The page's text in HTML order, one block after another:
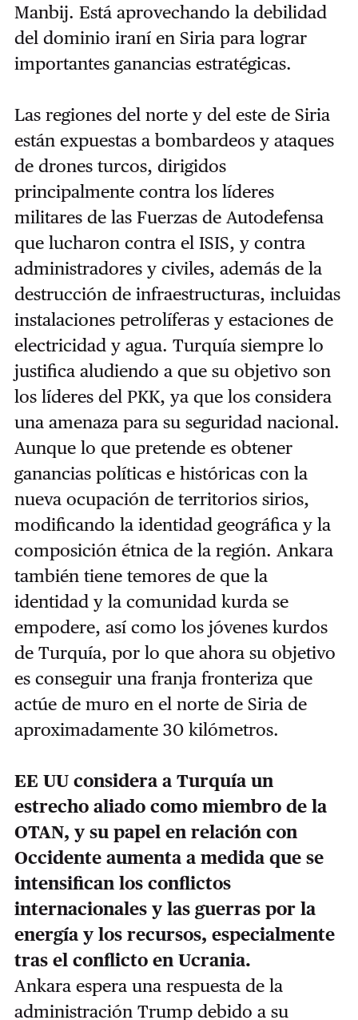
Manbij. Está aprovechando la debilidad
del dominio iraní en Siria para lograr
importantes ganancias estratégicas.
Las regiones del norte y del este de Siria
están expuestas a bombardeos y ataques
de drones turcos, dirigidos
principalmente contra los líderes
militares de las Fuerzas de Autodefensa
que lucharon contra el ISIS, y contra
administradores y civiles, además de la
destrucción de infraestructuras, incluidas
instalaciones petrolíferas y estaciones de
electricidad y agua. Turquía siempre lo
justifica aludiendo a que su objetivo son
los líderes del PKK, ya que los considera
una amenaza para su seguridad nacional.
Aunque lo que pretende es obtener
ganancias políticas e históricas con la
nueva ocupación de territorios sirios,
modificando la identidad geográfica y la
composición étnica de la región. Ankara
también tiene temores de que la
identidad y la comunidad kurda se
empodere, así como los jóvenes kurdos
de Turquía, por lo que ahora su objetivo
es conseguir una franja fronteriza que
actúe de muro en el norte de Siria de
aproximadamente 30 kilómetros.
EE UU considera a Turquía un
estrecho aliado como miembro de la
OTAN, y su papel en relación con
Occidente aumenta a medida que se
intensifican los conflictos
internacionales y las guerras por la
energía y los recursos, especialmente
tras el conflicto en Ucrania.
Ankara espera una respuesta de la
administración Trump debido a su